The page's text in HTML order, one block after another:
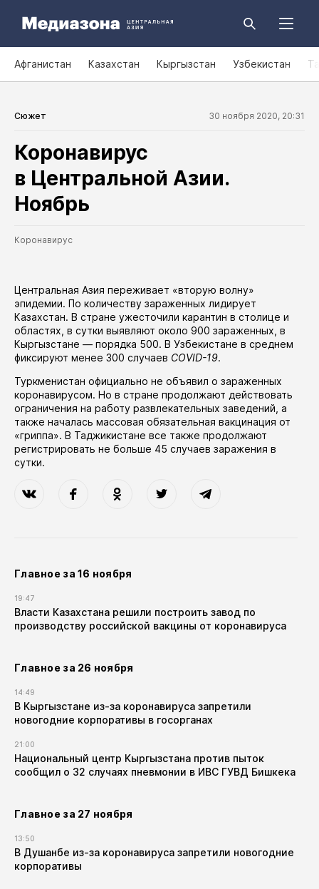
Афганистан Казахстан Кыргызстан Узбекистан
Сюжет 30 ноября 2020, 20:31
Коронавирус
в Центральной Азии.
Ноябрь
Коронавирус
Центральная Азия переживает «вторую волну»
эпидемии. По количеству зараженных лидирует
Казахстан. В стране ужесточили карантин в столице и
областях , в сутки выявляют около 900 зараженных, в
Кыргызстане — порядка 500. В Узбекистане в среднем
фиксируют менее 300 случаев COVID-19.
Туркменистан официально не объявил о зараженных
коронавирусом. Но в стране продолжают действовать
ограничения на работу развлекательных заведений, а
также началась массовая обязательная вакцинация от
«гриппа». В Таджикистане все также продолжают
регистрировать не больше 45 случаев заражения в
сутки.
Главное за 16 ноября
19:47
Власти Казахстана решили построить завод по
производству российской вакцины от коронавируса
Главное за 26 ноября
14:49
В Кыргызстане из-за коронавируса запретили
новогодние корпоративы в госорганах
21:00
Национальный центр Кыргызстана против пыток
сообщил о 32 случаях пневмонии в ИВС ГУВД Бишкека
Главное за 27 ноября
13:50
В Душанбе из-за коронавируса запретили новогодние
корпоративы